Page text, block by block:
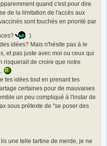
quand c'est pour dire
de la limitation de l'accès aux
sont touchés en priorité par
)
idées? Mais n'hésite pas à le
et pas juste avec moi ou ceux qui
risquerait de croire que notre
tes idées tout en prenant tes
certaines pour de mauvaises
un peu compliqué à l'instar de
sous prétexte de "se poser des
une telle tartine de merde, je ne